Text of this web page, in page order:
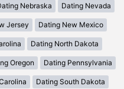
Nebraska Dating Nevada
Jersey Dating New Mexico
Dating North Dakota
Oregon Dating Pennsylvania
Dating South Dakota